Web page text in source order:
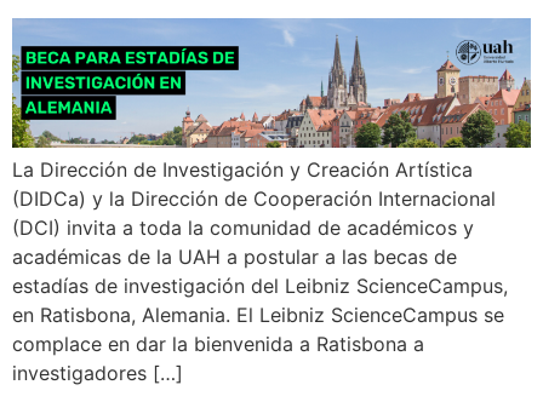
La Dirección de Investigación y Creación Artística
(DIDCa) y la Dirección de Cooperación Internacional
(DCI) invita a toda la comunidad de académicos y
académicas de la UAH a postular a las becas de
estadías de investigación del Leibniz ScienceCampus,
en Ratisbona, Alemania. El Leibniz ScienceCampus se
complace en dar la bienvenida a Ratisbona a
investigadores […]